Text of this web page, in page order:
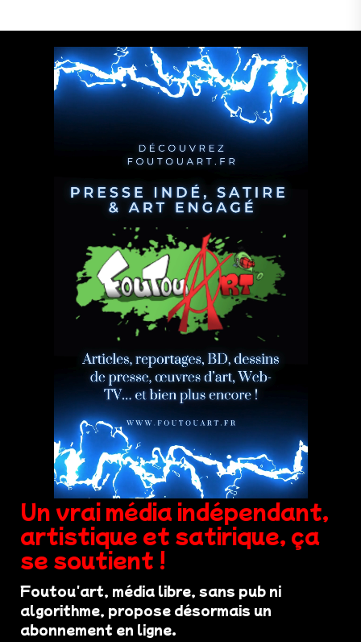
Un vrai média indépendant,
artistique et satirique, ça
se soutient !
Foutou'art, média libre, sans pub ni
algorithme, propose désormais un
abonnement en ligne.